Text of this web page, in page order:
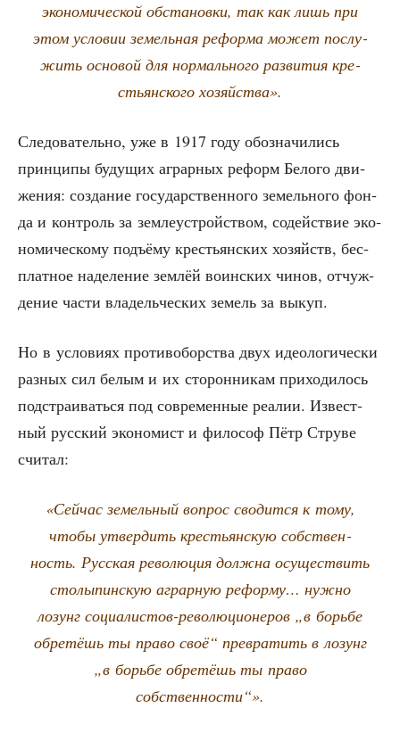
эко­но­ми­че­ской обста­нов­ки, так как лишь при
этом усло­вии земель­ная рефор­ма может послу­
жить осно­вой для нор­маль­но­го раз­ви­тия кре­
стьян­ско­го хозяйства».
Сле­до­ва­тель­но, уже в 1917 году обо­зна­чи­лись
прин­ци­пы буду­щих аграр­ных реформ Бело­го дви­
же­ния: созда­ние госу­дар­ствен­но­го земель­но­го фон­
да и кон­троль за зем­ле­устрой­ством, содей­ствие эко­
но­ми­че­ско­му подъ­ёму кре­стьян­ских хозяйств, бес­
плат­ное наде­ле­ние зем­лёй воин­ских чинов, отчуж­
де­ние части вла­дель­че­ских земель за выкуп.
Но в усло­ви­ях про­ти­во­бор­ства двух идео­ло­ги­че­ски
раз­ных сил белым и их сто­рон­ни­кам при­хо­ди­лось
под­стра­и­вать­ся под совре­мен­ные реа­лии. Извест­
ный рус­ский эко­но­мист и фило­соф Пётр Стру­ве
считал:
«Сей­час земель­ный вопрос сво­дит­ся к тому,
что­бы утвер­дить кре­стьян­скую соб­ствен­
ность. Рус­ская рево­лю­ция долж­на осу­ще­ствить
сто­лы­пин­скую аграр­ную рефор­му… нуж­но
лозунг соци­а­ли­стов-рево­лю­ци­о­не­ров „в борь­бе
обре­тёшь ты пра­во своё“ пре­вра­тить в лозунг
„в борь­бе обре­тёшь ты пра­во
собственности“».